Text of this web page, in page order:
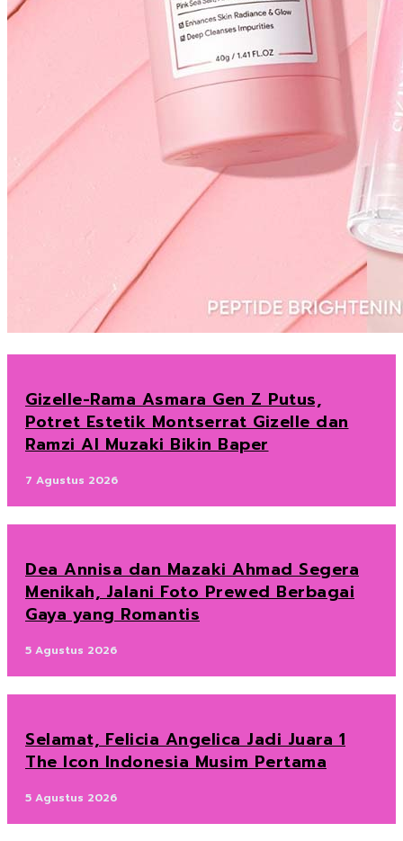
Gizelle-Rama Asmara Gen Z Putus,
Potret Estetik Montserrat Gizelle dan
Ramzi Al Muzaki Bikin Baper
7 Agustus 2026
Dea Annisa dan Mazaki Ahmad Segera
Menikah, Jalani Foto Prewed Berbagai
Gaya yang Romantis
5 Agustus 2026
Selamat, Felicia Angelica Jadi Juara 1
The Icon Indonesia Musim Pertama
5 Agustus 2026